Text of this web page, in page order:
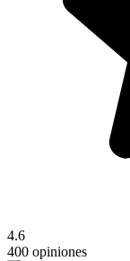
4.6
400 opiniones